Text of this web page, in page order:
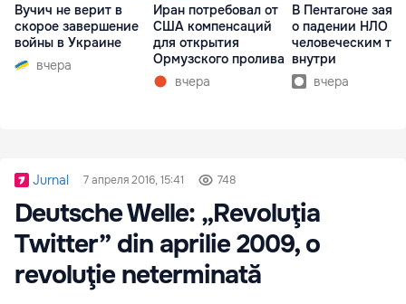
Вучич не верит в
скорое завершение
войны в Украине
вчера
Иран потребовал от
США компенсаций
для открытия
Ормузского пролива
вчера
В Пентагоне
о падении НЛО с
человеческим
внутри
вчера
Jurnal 7 апреля 2016, 15:41 748
Deutsche Welle: „Revoluţia
Twitter” din aprilie 2009, o
revoluţie neterminată